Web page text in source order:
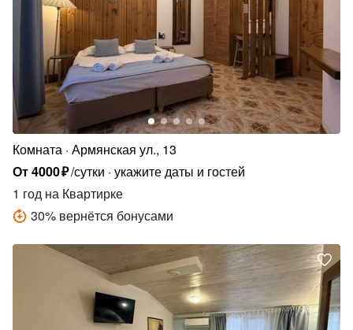
Комната Армянская ул., 13
От4000₽/сутки укажите даты и гостей
1 год на Квартирке
30% вернётся бонусами